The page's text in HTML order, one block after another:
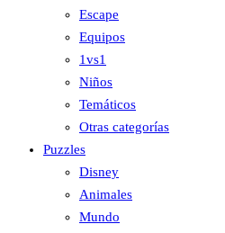
Escape
Equipos
1vs1
Niños
Temáticos
Otras categorías
Puzzles
Disney
Animales
Mundo